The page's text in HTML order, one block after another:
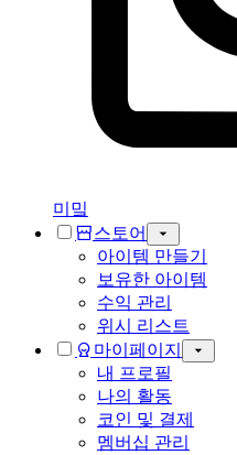
미밐
스토어
아이템 만들기
보유한 아이템
수익 관리
위시 리스트
마이페이지
내 프로필
나의 활동
코인 및 결제
멤버십 관리